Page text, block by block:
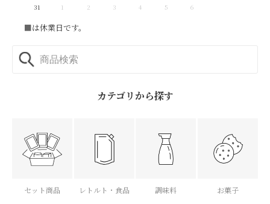
31
1 2 3 4 5 6
■は休業日です。
カテゴリから探す
セット商品 レトルト・食品 調味料 お菓子